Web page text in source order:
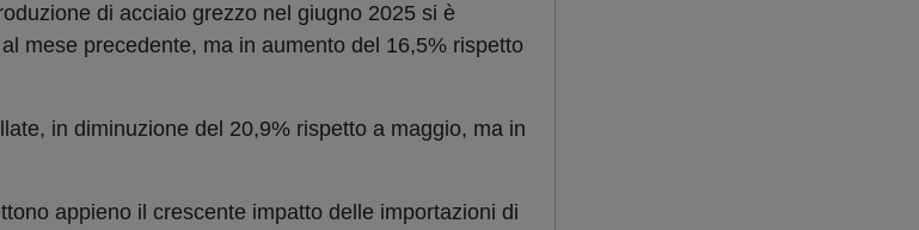
di acciaio grezzo nel giugno 2025 si è
mese precedente, ma in aumento del 16,5% rispetto
in diminuzione del 20,9% rispetto a maggio, ma in
appieno il crescente impatto delle importazioni di